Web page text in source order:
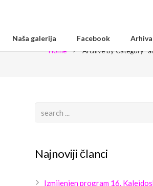
Naša galerija Facebook Arhiva
Home Archive by Category
Najnoviji članci
Izmijenjen program 16.